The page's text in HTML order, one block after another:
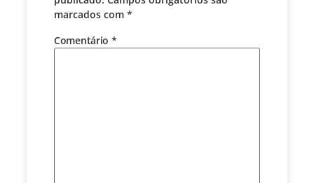
marcados com *
Comentário *